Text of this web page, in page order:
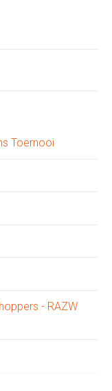
Toernooi
- RAZW